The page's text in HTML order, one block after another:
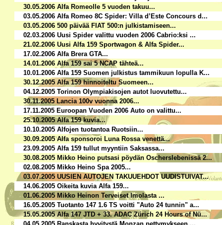
30.05.2006 Alfa Romeolle 5 vuoden takuu...
03.05.2006 Alfa Romeo 8C Spider: Villa d’Este Concours d...
03.05.2006 500 päivää FIAT 500:n julkistamiseen...
02.03.2006 Uusi Spider valittu vuoden 2006 Cabrio:ksi ...
21.02.2006 Uusi Alfa 159 Sportwagon & Alfa Spider...
17.02.2006 Alfa Brera GTA...
14.01.2006 Alfa 159 sai 5 NCAP tähteä...
10.01.2006 Alfa 159 Suomen julkistus tammikuun lopulla K...
30.12.2005 Alfa 159 hinnoiteltu Suomeen...
04.12.2005 Torinon Olympiakisojen autot luovutettu...
30.11.2005 Lancia 100v vuonna 2006...
17.11.2005 Euroopan Vuoden 2006 Auto on valittu...
25.10.2005 Alfa 159 kuvia...
10.10.2005 Alfojen tuotantoa Ruotsiin...
30.09.2005 Alfa sponsoroi Luna Rossa venettä...
23.09.2005 Alfa 159 tullut myyntiin Saksassa...
30.08.2005 Mikko Heino putsasi pöydän Oscherslebenissä 2...
02.08.2005 Mikko Heino Spa 2005...
03.07.2005 UUSIEN AUTOJEN TAKUUEHDOT UUDISTUIVAT...
14.06.2005 Oikeita kuvia Alfa 159...
01.06.2005 Mikko Heinon Terveiset Imolasta ...
16.05.2005 Tuotanto 147 1.6 TS voitti "Auto 24 tunnin" a...
15.05.2005 Alfa 147 JTD + 33. ADAC Zürich 24 Hours of Nü...